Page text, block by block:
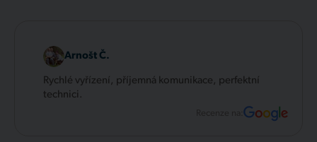
Arnošt Č.
Rychlé vyřízení, příjemná komunikace, perfektní
technici.
Recenze na: